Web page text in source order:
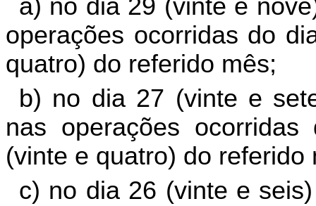
a) no dia 29 (vinte e
operações ocorridas do
quatro) do referido mês;
b) no dia 27 (vinte e
nas operações
(vinte e quatro) do referido
c) no dia 26 (vinte e